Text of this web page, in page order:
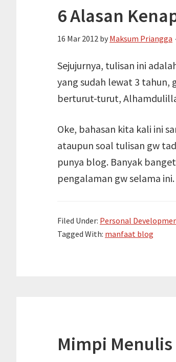
6 Alasan
16 Mar 2012 by Maksum Priangga
Sejujurnya, tulisan ini
yang sudah lewat 3 tahun,
berturut-turut,
Oke, bahasan kita kali ini
ataupun soal tulisan gw
punya blog. Banyak
pengalaman gw selama
Filed Under: Personal
Tagged With: manfaat blog
Mimpi